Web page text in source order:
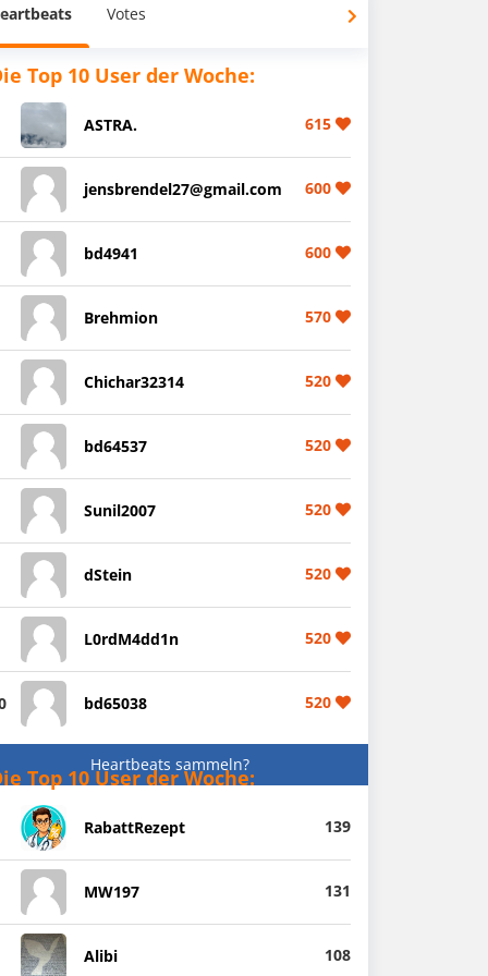
Votes
Top 10 User der Woche:
ASTRA. 615
jensbrendel27@gmail.com 600
bd4941 600
Brehmion 570
Chichar32314 520
bd64537 520
Sunil2007 520
dStein 520
L0rdM4dd1n 520
bd65038 520
Heartbeats sammeln?
Top 10 User der Woche:
RabattRezept 139
MW197 131
Alibi 108